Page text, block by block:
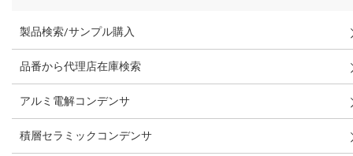
製品検索/サンプル購入
品番から代理店在庫検索
アルミ電解コンデンサ
積層セラミックコンデンサ